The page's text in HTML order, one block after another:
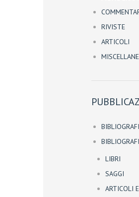
RIVISTE
ARTICOLI
LIBRI
SAGGI
ARTICOLI